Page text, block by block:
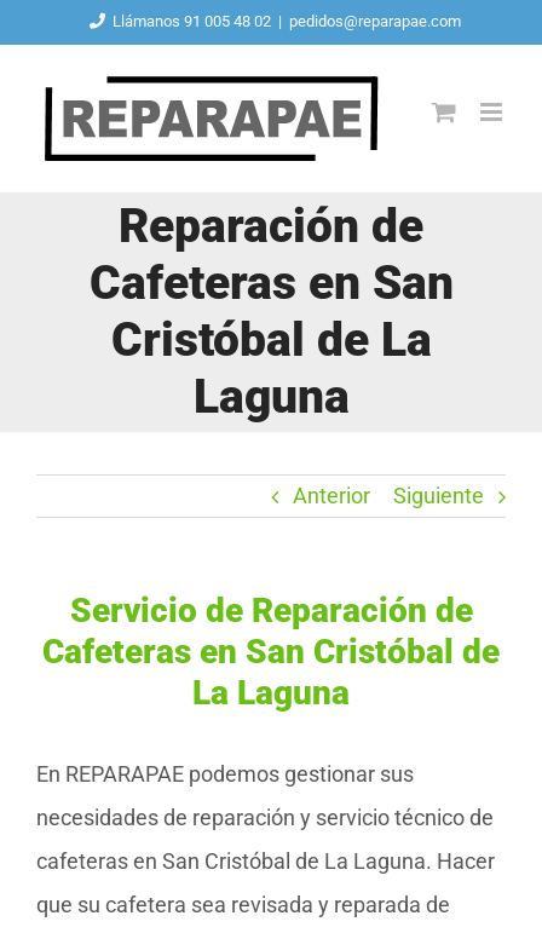
contenido
Llámanos 91 005 48 02 | pedidos@reparapae.com
Reparación de
Cafeteras en San
Cristóbal de La
Laguna
Anterior Siguiente
Servicio de Reparación de
Cafeteras en San Cristóbal de
La Laguna
En REPARAPAE podemos gestionar sus
necesidades de reparación y servicio técnico de
cafeteras en San Cristóbal de La Laguna. Hacer
que su cafetera sea revisada y reparada de